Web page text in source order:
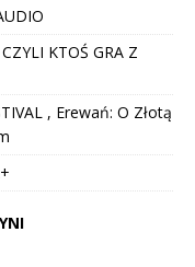
KTOŚ GRA Z
, Erewań: O Złotą